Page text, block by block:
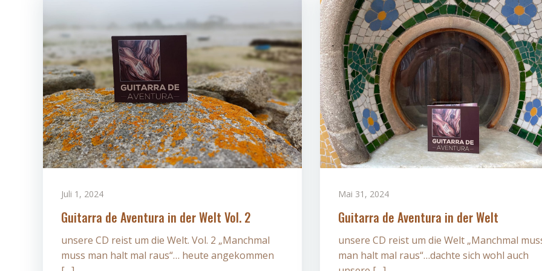
Juli 1, 2024
Guitarra de Aventura in der Welt Vol. 2
unsere CD reist um die Welt. Vol. 2 „Manchmal
muss man halt mal raus“… heute angekommen
Mai 31, 2024
Guitarra de Aventura in der Welt
unsere CD reist um die Welt „Manchmal
man halt mal raus“…dachte sich wohl auch